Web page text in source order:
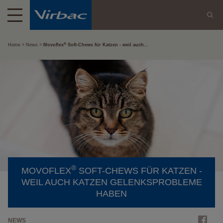
Home News Movoflex® Soft-Chews für Katzen - weil auch...
MOVOFLEX®SOFT-CHEWS FÜR KATZEN -
WEIL AUCH KATZEN GELENKSPROBLEME
HABEN
NEWS